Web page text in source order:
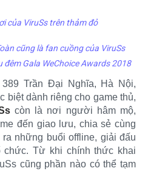
của ViruSs trên thảm đỏ
cũng là fan cuồng của ViruSs
đêm Gala WeChoice Awards 2018
Trần Đại Nghĩa, Hà Nội,
biệt dành riêng cho game thủ,
còn là nơi người hâm mộ,
đến giao lưu, chia sẻ cùng
những buổi offline, giải đấu
chức. Từ khi chính thức khai
cũng phần nào có thể tạm